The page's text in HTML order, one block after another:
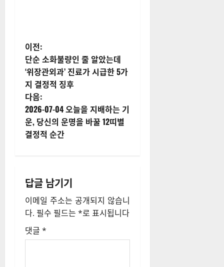
게
시
물
내
비
이
션
이전:
단순 소화불량인 줄 알았는데
‘위장관외과’ 진료가 시급한 5가
지 결정적 징후
다음:
2026-07-04 오늘을 지배하는 기
운, 당신의 운명을 바꿀 12띠별
결정적 순간
답글 남기기
이메일 주소는 공개되지 않습니
다. 필수 필드는 *로 표시됩니다
댓글 *